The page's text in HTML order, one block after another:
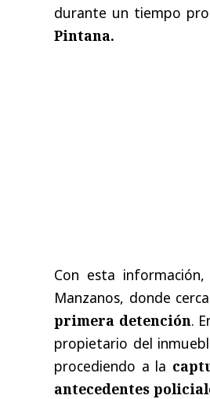
durante un tiempo
Pintana.
Con esta
Manzanos, donde
primera detención.
propietario del
procediendo a la
antecedentes